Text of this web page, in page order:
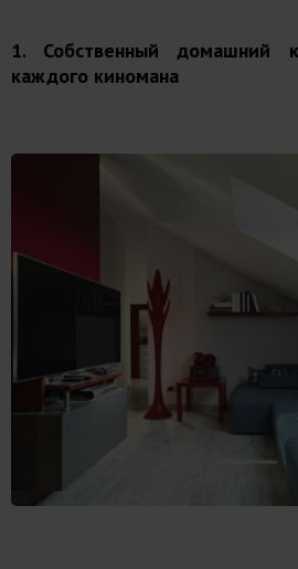
1. Собственный домашний
каждого киномана